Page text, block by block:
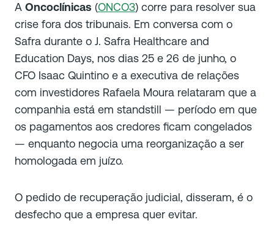
A Oncoclínicas (ONCO3) corre para resolver sua
crise fora dos tribunais. Em conversa com o
Safra durante o J. Safra Healthcare and
Education Days, nos dias 25 e 26 de junho, o
CFO Isaac Quintino e a executiva de relações
com investidores Rafaela Moura relataram que a
companhia está em standstill — período em que
os pagamentos aos credores ficam congelados
— enquanto negocia uma reorganização a ser
homologada em juízo.
O pedido de recuperação judicial, disseram, é o
desfecho que a empresa quer evitar.